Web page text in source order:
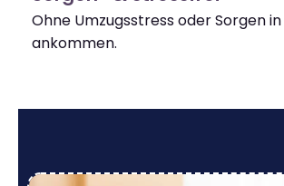
Ohne Umzugsstress oder Sorgen
ankommen.